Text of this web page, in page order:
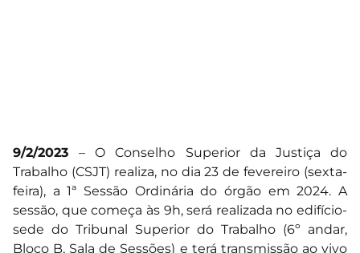
9/2/2023– O Conselho Superior da Justiça do
Trabalho (CSJT) realiza, no dia 23 de fevereiro (sexta-
feira), a 1ª Sessão Ordinária do órgão em 2024. A
sessão, que começa às 9h, será realizada no edifício-
sede do Tribunal Superior do Trabalho (6º andar,
Bloco B, Sala de Sessões) e terá transmissão ao vivo